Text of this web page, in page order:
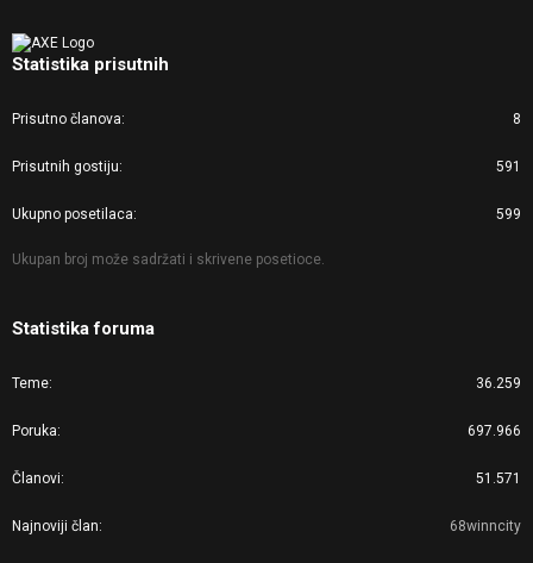
Statistika prisutnih
Prisutno članova 8
Prisutnih gostiju 591
Ukupno posetilaca 599
Ukupan broj može sadržati i skrivene posetioce.
Statistika foruma
Teme 36.259
Poruka 697.966
Članovi 51.571
Najnoviji član 68winncity